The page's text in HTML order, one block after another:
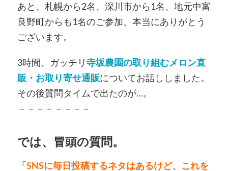
あと、札幌から2名、深川市から1名、地元中富
良野町からも1名のご参加、本当にありがとう
ございます。
3時間、ガッチリ寺坂農園の取り組むメロン直
販・お取り寄せ通販についてお話ししました。
その後質問タイムで出たのが…。
－－－－－－－－
では、冒頭の質問。
「SNSに毎日投稿するネタはあるけど、これを